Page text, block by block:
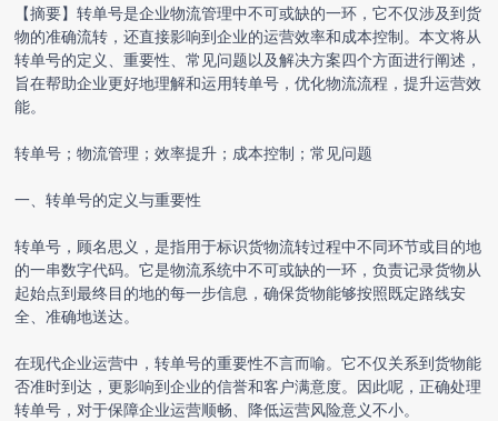
【摘要】转单号是企业物流管理中不可或缺的一环，它不仅涉及到货
物的准确流转，还直接影响到企业的运营效率和成本控制。本文将从
转单号的定义、重要性、常见问题以及解决方案四个方面进行阐述，
旨在帮助企业更好地理解和运用转单号，优化物流流程，提升运营效
能。
转单号；物流管理；效率提升；成本控制；常见问题
一、转单号的定义与重要性
转单号，顾名思义，是指用于标识货物流转过程中不同环节或目的地
的一串数字代码。它是物流系统中不可或缺的一环，负责记录货物从
起始点到最终目的地的每一步信息，确保货物能够按照既定路线安
全、准确地送达。
在现代企业运营中，转单号的重要性不言而喻。它不仅关系到货物能
否准时到达，更影响到企业的信誉和客户满意度。因此呢，正确处理
转单号，对于保障企业运营顺畅、降低运营风险意义不小。